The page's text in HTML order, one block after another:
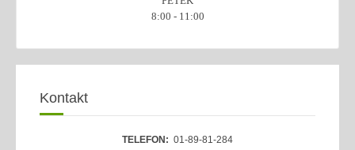
8:00 - 11:00
Kontakt
TELEFON: 01-89-81-284